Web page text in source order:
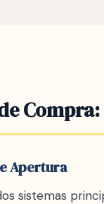
Apertura
sistemas